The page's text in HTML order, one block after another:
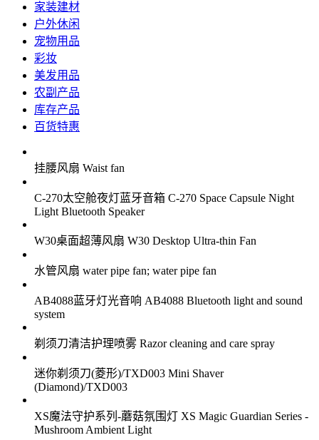
家装建材
户外休闲
宠物用品
彩妆
美发用品
农副产品
库存产品
百货特惠
挂腰风扇 Waist fan
C-270太空舱夜灯蓝牙音箱 C-270 Space Capsule Night
Light Bluetooth Speaker
W30桌面超薄风扇 W30 Desktop Ultra-thin Fan
水管风扇 water pipe fan; water pipe fan
AB4088蓝牙灯光音响 AB4088 Bluetooth light and sound
system
剃须刀清洁护理喷雾 Razor cleaning and care spray
迷你剃须刀(菱形)/TXD003 Mini Shaver
(Diamond)/TXD003
XS魔法守护系列-蘑菇氛围灯 XS Magic Guardian Series -
Mushroom Ambient Light